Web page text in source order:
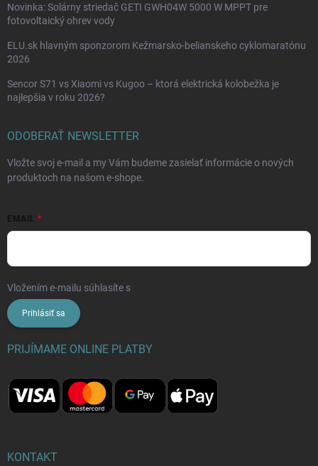
Novinka: Solárny striedač GETI GWH04W 5000 W MPPT pre
fotovoltaický ohrev vody
ELU.sk hlavným sponzorom Kežmarsko-belianskeho cyklomaratónu
2026
Sencor S71 vs Xiaomi vs Kugoo – ktorá elektrická kolobežka je
najlepšia v roku 2026?
ODOBERAŤ NEWSLETTER
Vložte svoj e-mail a my Vám budeme zasielať informácie o nových
produktoch na našom e-shope.
EMAIL
Vložením e-mailu súhlasíte s
Prihlásiť sa
PRIJÍMAME ONLINE PLATBY
KONTAKT